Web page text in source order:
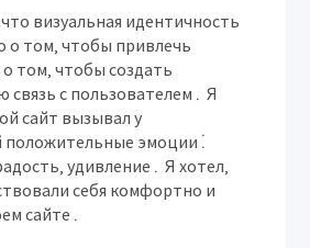
визуальная идентичность
о том‚ чтобы привлечь
том‚ чтобы создать
связь с пользователем․ Я
сайт вызывал у
положительные эмоции⁚
удивление․ Я хотел‚
себя комфортно и
сайте․